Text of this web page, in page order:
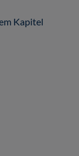
Kapitel